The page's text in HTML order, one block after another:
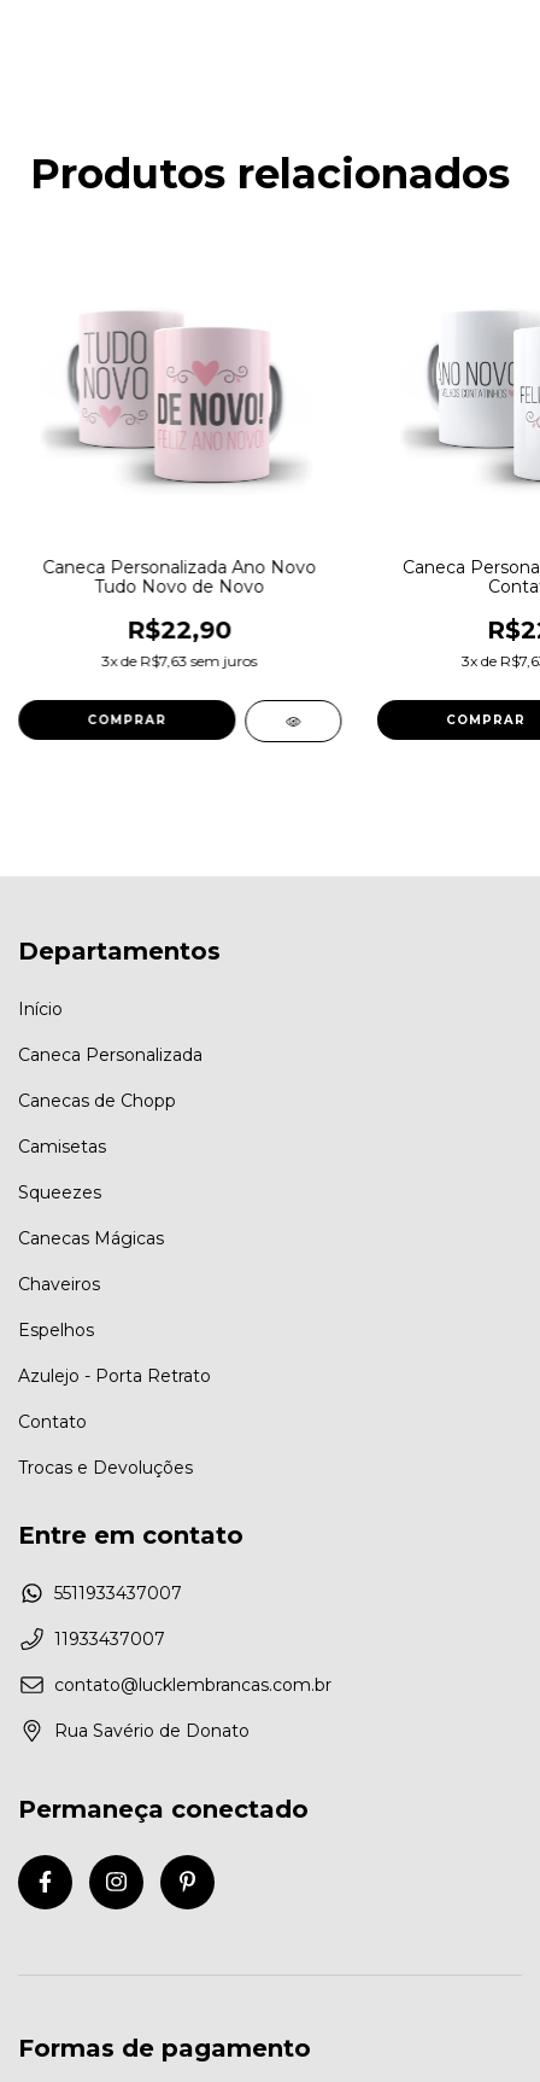
Produtos relacionados
Caneca Personalizada Ano Novo
Tudo Novo de Novo
R$22,90
3x de R$7,63 sem juros
Caneca
3x de
Departamentos
Início
Caneca Personalizada
Canecas de Chopp
Camisetas
Squeezes
Canecas Mágicas
Chaveiros
Espelhos
Azulejo - Porta Retrato
Contato
Trocas e Devoluções
Entre em contato
5511933437007
11933437007
contato@lucklembrancas.com.br
Rua Savério de Donato
Permaneça conectado
Formas de pagamento